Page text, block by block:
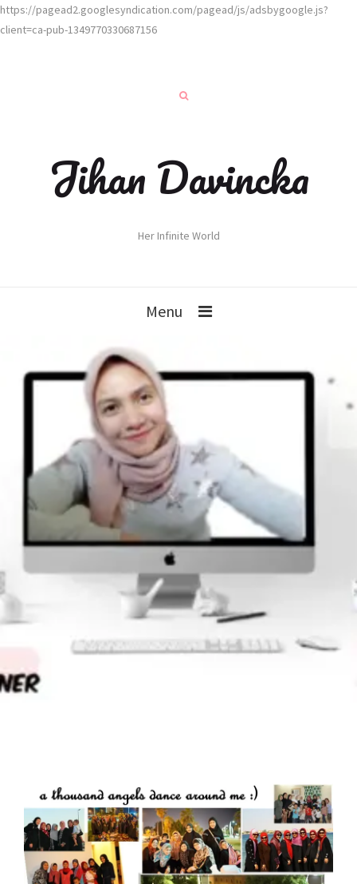
https://pagead2.googlesyndication.com/pagead/js/adsbygoogle.js?
client=ca-pub-1349770330687156
Jihan Davincka
Her Infinite World
Menu